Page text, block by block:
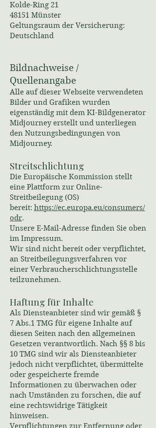
Kolde-Ring 21
48151 Münster
Geltungsraum der Versicherung:
Deutschland
Bildnachweise /
Quellenangabe
Alle auf dieser Webseite verwendeten
Bilder und Grafiken wurden
eigenständig mit dem KI-Bildgenerator
Midjourney erstellt und unterliegen
den Nutzungsbedingungen von
Midjourney.
Streitschlichtung
Die Europäische Kommission stellt
eine Plattform zur Online-
Streitbeilegung (OS)
bereit: https://ec.europa.eu/consumers/
odr.
Unsere E-Mail-Adresse finden Sie oben
im Impressum.
Wir sind nicht bereit oder verpflichtet,
an Streitbeilegungsverfahren vor
einer Verbraucherschlichtungsstelle
teilzunehmen.
Haftung für Inhalte
Als Diensteanbieter sind wir gemäß §
7 Abs.1 TMG für eigene Inhalte auf
diesen Seiten nach den allgemeinen
Gesetzen verantwortlich. Nach §§ 8 bis
10 TMG sind wir als Diensteanbieter
jedoch nicht verpflichtet, übermittelte
oder gespeicherte fremde
Informationen zu überwachen oder
nach Umständen zu forschen, die auf
eine rechtswidrige Tätigkeit
hinweisen.
Verpflichtungen zur Entfernung oder